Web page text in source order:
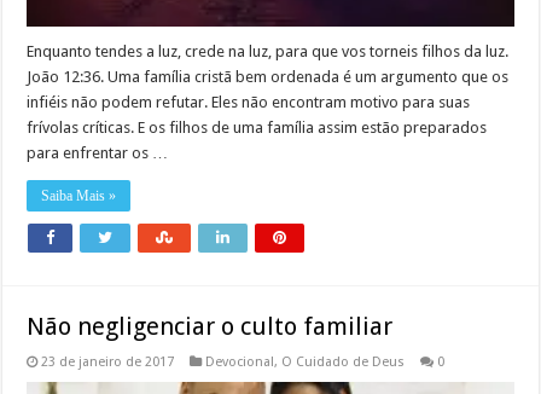
Enquanto tendes a luz, crede na luz, para que vos torneis filhos da luz.
João 12:36. Uma família cristã bem ordenada é um argumento que os
infiéis não podem refutar. Eles não encontram motivo para suas
frívolas críticas. E os filhos de uma família assim estão preparados
para enfrentar os …
Saiba Mais »
Não negligenciar o culto familiar
23 de janeiro de 2017 Devocional, O Cuidado de Deus 0